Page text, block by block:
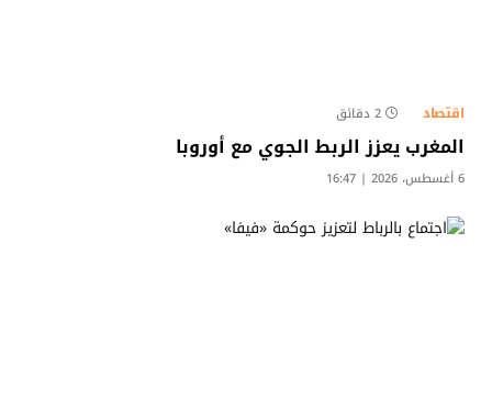
اقتصاد 2 دقائق
المغرب يعزز الربط الجوي مع أوروبا
6 أغسطس، 2026 | 16:47